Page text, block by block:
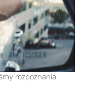
rozpoznania